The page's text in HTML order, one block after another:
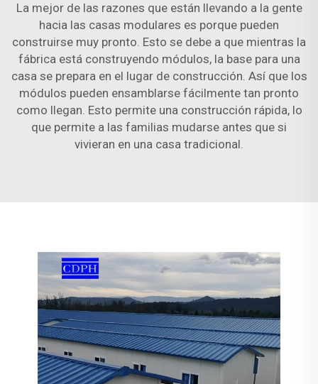
La mejor de las razones que están llevando a la gente
hacia las casas modulares es porque pueden
construirse muy pronto. Esto se debe a que mientras la
fábrica está construyendo módulos, la base para una
casa se prepara en el lugar de construcción. Así que los
módulos pueden ensamblarse fácilmente tan pronto
como llegan. Esto permite una construcción rápida, lo
que permite a las familias mudarse antes que si
vivieran en una casa tradicional.